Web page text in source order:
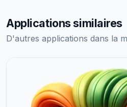
Applications similaires
D'autres applications dans la